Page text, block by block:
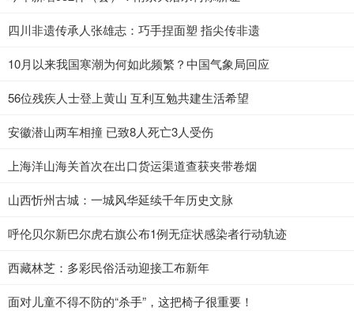
四川非遗传承人张雄志：巧手捏面塑 指尖传非遗
10月以来我国寒潮为何如此频繁？中国气象局回应
56位残疾人士登上黄山 互利互勉共建生活希望
安徽潜山两车相撞 已致8人死亡3人受伤
上海洋山海关首次在出口货运渠道查获夹带卷烟
山西忻州古城：一城风华延续千年历史文脉
呼伦贝尔新巴尔虎右旗公布1例无症状感染者行动轨迹
西藏林芝：多彩民俗活动迎接工布新年
面对儿童不得不防的“杀手”，这把椅子很重要！